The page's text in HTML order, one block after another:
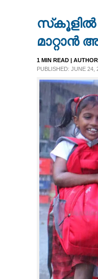
NEWS 360
CASE DIARY
LIFESTYLE
സ്‌കൂളിൽ
മാറ്റാൻ
1 MIN READ |
PUBLISHED: JUNE 24,